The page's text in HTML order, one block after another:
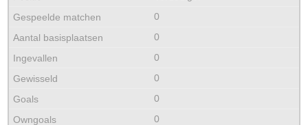
0
0
0
0
0
0